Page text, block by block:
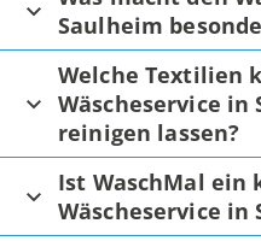
Saulheim
Welche Textilien
Wäscheservice in
reinigen lassen?
Ist WaschMal ein
Wäscheservice in